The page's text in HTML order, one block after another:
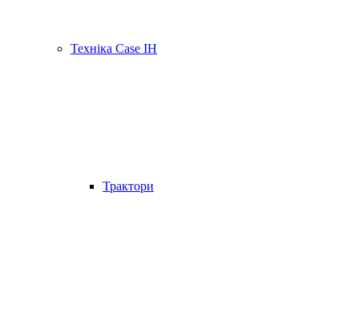
Техніка Case IH
Трактори